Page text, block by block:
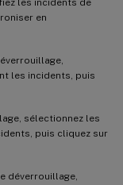
les incidents de
en
les incidents, puis
sélectionnez les
puis cliquez sur
déverrouillage,